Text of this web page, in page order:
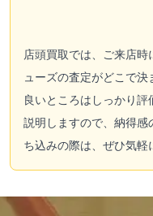
店頭買取では、ご来店
ューズの査定がどこで決
良いところはしっかり
説明しますので、納得
ち込みの際は、ぜひ気軽